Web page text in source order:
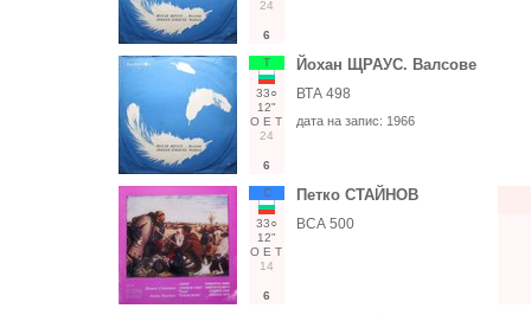
24
6
Т
33○
12"
О Е Т
24
6
Йохан ЩРАУС. Валсове
ВТА 498
дата на запис: 1966
С
33○
12"
О Е Т
14
6
Петко СТАЙНОВ
ВСА 500